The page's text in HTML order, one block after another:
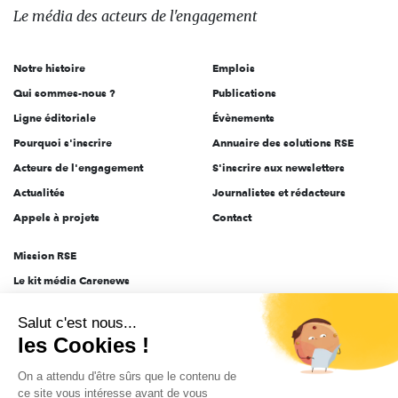
des
l'engagement
Le média des acteurs de l'engagement
Notre histoire
Qui sommes-nous ?
Ligne éditoriale
Pourquoi s'inscrire
Acteurs de l'engagement
Actualités
Appels à projets
Emplois
Publications
Évènements
Annuaire des solutions RSE
S'inscrire aux newsletters
Journalistes et rédacteurs
Contact
Mission RSE
Le kit média Carenews
AEF info
Novethic
PRODURABLE
Salut c'est nous...
les Cookies !
On a attendu d'être sûrs que le contenu de
ce site vous intéresse avant de vous